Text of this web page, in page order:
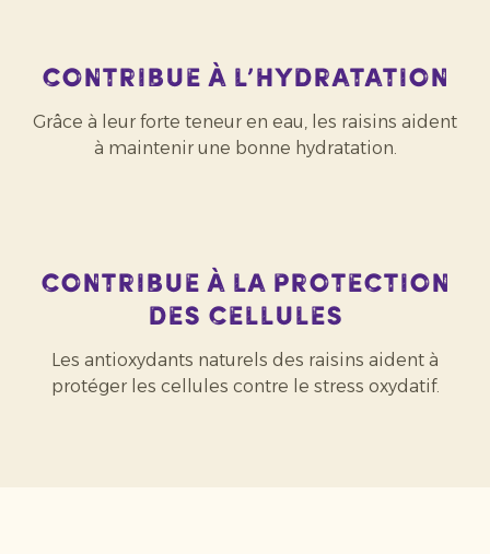
Contribue à l’hydratation
Grâce à leur forte teneur en eau, les raisins aident
à maintenir une bonne hydratation.
Contribue à la protection
des cellules
Les antioxydants naturels des raisins aident à
protéger les cellules contre le stress oxydatif.